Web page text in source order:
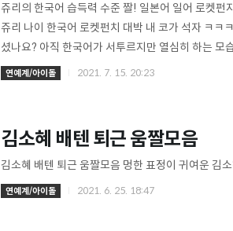
쥬리의 한국어 습득력 수준 짤! 일본어 일어 로켓펀
쥬리 나이 한국어 로켓펀치 대박 내 코가 석자 ㅋㅋ
셨나요? 아직 한국어가 서투르지만 열심히 하는 모
켓펀치 쥬리 한국어 누가 알려줬을까 "답.이.없.다"
어 실수담
연예계/아이돌 2021. 7. 15. 20:23
김소혜 배텐 퇴근 움짤모음
김소혜 배텐 퇴근 움짤모음 멍한 표정이 귀여운 김
연예계/아이돌 2021. 6. 25. 18:47